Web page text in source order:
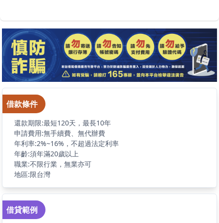
借款條件
還款期限:最短120天，最長10年
申請費用:無手續費、無代辦費
年利率:2%~16%，不超過法定利率
年齡:須年滿20歲以上
職業:不限行業，無業亦可
地區:限台灣
借貸範例